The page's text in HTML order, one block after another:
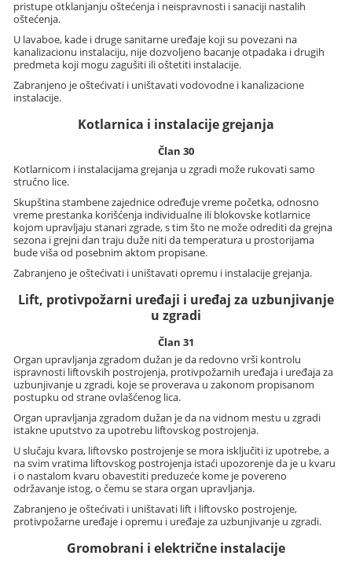
pristupe otklanjanju oštećenja i neispravnosti i sanaciji nastalih
oštećenja.
U lavaboe, kade i druge sanitarne uređaje koji su povezani na
kanalizacionu instalaciju, nije dozvoljeno bacanje otpadaka i drugih
predmeta koji mogu zagušiti ili oštetiti instalacije.
Zabranjeno je oštećivati i uništavati vodovodne i kanalizacione
instalacije.
Kotlarnica i instalacije grejanja
Član 30
Kotlarnicom i instalacijama grejanja u zgradi može rukovati samo
stručno lice.
Skupština stambene zajednice određuje vreme početka, odnosno
vreme prestanka korišćenja individualne ili blokovske kotlarnice
kojom upravljaju stanari zgrade, s tim što ne može odrediti da grejna
sezona i grejni dan traju duže niti da temperatura u prostorijama
bude viša od posebnim aktom propisane.
Zabranjeno je oštećivati i uništavati opremu i instalacije grejanja.
Lift, protivpožarni uređaji i uređaj za uzbunjivanje
u zgradi
Član 31
Organ upravljanja zgradom dužan je da redovno vrši kontrolu
ispravnosti liftovskih postrojenja, protivpožarnih uređaja i uređaja za
uzbunjivanje u zgradi, koje se proverava u zakonom propisanom
postupku od strane ovlašćenog lica.
Organ upravljanja zgradom dužan je da na vidnom mestu u zgradi
istakne uputstvo za upotrebu liftovskog postrojenja.
U slučaju kvara, liftovsko postrojenje se mora isključiti iz upotrebe, a
na svim vratima liftovskog postrojenja istaći upozorenje da je u kvaru
i o nastalom kvaru obavestiti preduzeće kome je povereno
održavanje istog, o čemu se stara organ upravljanja.
Zabranjeno je oštećivati i uništavati lift i liftovsko postrojenje,
protivpožarne uređaje i opremu i uređaje za uzbunjivanje u zgradi.
Gromobrani i električne instalacije